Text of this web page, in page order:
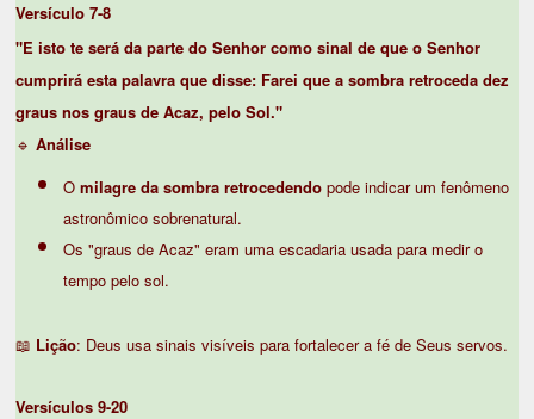
Versículo 7-8
"E isto te será da parte do Senhor como sinal de que o Senhor
cumprirá esta palavra que disse: Farei que a sombra retroceda dez
graus nos graus de Acaz, pelo Sol."
🔹Análise
Omilagre da sombra retrocedendo pode indicar um fenômeno
astronômico sobrenatural.
Os "graus de Acaz" eram uma escadaria usada para medir o
tempo pelo sol.
📖 Lição: Deus usa sinais visíveis para fortalecer a fé de Seus servos.
Versículos 9-20